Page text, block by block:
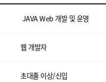
JAVA Web 개발 및 운영
웹 개발자
초대졸 이상/신입